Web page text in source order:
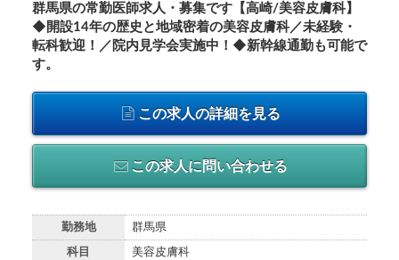
群馬県の常勤医師求人・募集です【高崎/美容皮膚科】
◆開設14年の歴史と地域密着の美容皮膚科／未経験・
転科歓迎！／院内見学会実施中！◆新幹線通勤も可能で
す。
この求人の詳細を見る
この求人に問い合わせる
勤務地 群馬県
科目 美容皮膚科